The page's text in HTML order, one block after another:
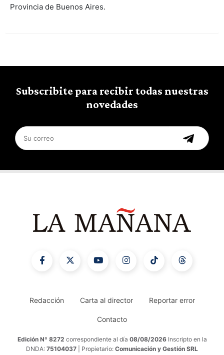
Provincia de Buenos Aires.
Subscribite para recibir todas nuestras
novedades
Redacción Carta al director Reportar error
Contacto
Edición Nº 8272 correspondiente al día 08/08/2026 Inscripto en la
DNDA: 75104037 | Propietario: Comunicación y Gestión SRL